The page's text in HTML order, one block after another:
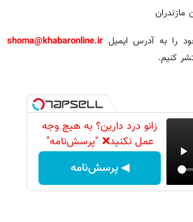
مازندران
را به آدرس ایمیل shoma@khabaronline.ir
کنیم.
زانو درد دارین؟ به هیچ وجه
عمل نکنید❌ "پرسش‌نامه"
◀ پرسش‌نامه